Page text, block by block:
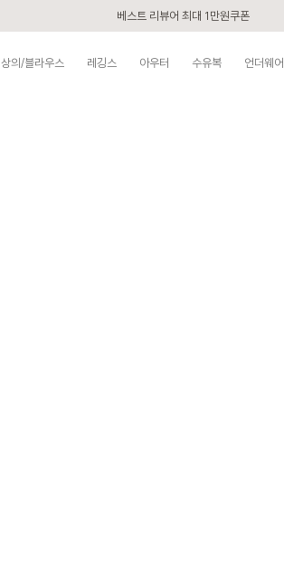
베스트 리뷰어 최대 1만원쿠폰
상의/블라우스 레깅스 아우터 수유복 언더웨어